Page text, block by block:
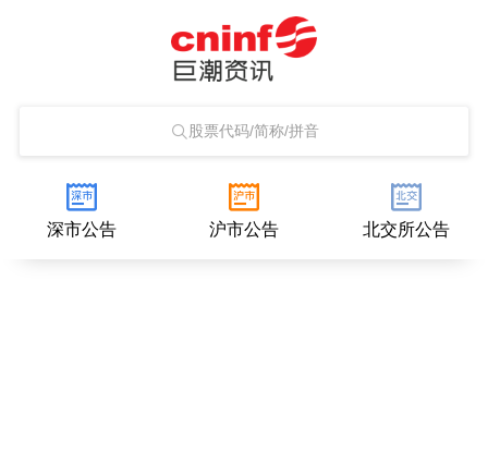
股票代码/简称/拼音
深市公告 沪市公告 北交所公告